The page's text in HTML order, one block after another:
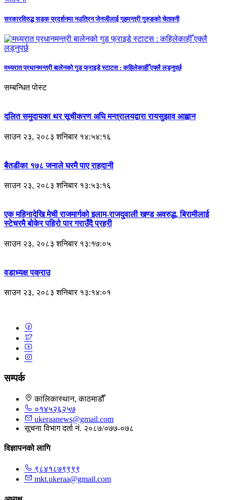
सरकारविरुद्ध सडक प्रदर्शनमा नउत्रिन जेनजीलाई गृहमन्त्री गुरुङको चेतावनी
मध्यरात प्रधानमन्त्री बालेनको गुड फ्राइडे स्टाटस : कहिलेकाहीँ एक्लै लड्नुपर्छ
सम्बन्धित पोस्ट
दलित समुदायका थर सूचीकरण अघि मन्त्रालयद्वारा रायसुझाव आह्वान
साउन २३, २०८३ शनिबार १४:५४:१६
बैतडीका १७८ जनाले घरमै पाए राहदानी
साउन २३, २०८३ शनिबार १३:५३:१६
एक महिनादेखि मेची राजमार्गको इलाम-राजदुवाली खण्ड अवरुद्ध, बिरामीलाई
स्टेचरमै बोकेर पहिरो पार गराउँदै प्रहरी
साउन २३, २०८३ शनिबार १३:१७:०५
वडाध्यक्ष पक्राउ
साउन २३, २०८३ शनिबार १३:१४:०१
सम्पर्क
कालिकास्थान, काठमाडौँ
०१४५२६२५७
ukeraanews@gmail.com
सूचना विभाग दर्ता नं. २०८७/०७७-०७८
विज्ञापनको लागि
९८४१८७९९९९
mkt.ukeraa@gmail.com